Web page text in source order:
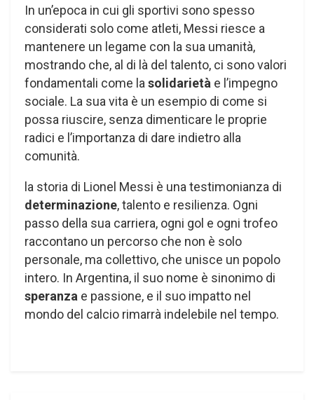
In un’epoca in cui gli sportivi sono spesso
considerati solo come atleti, Messi riesce a
mantenere un legame con la sua umanità,
mostrando che, al di là del talento, ci sono valori
fondamentali come la solidarietà e l’impegno
sociale. La sua vita è un esempio di come si
possa riuscire, senza dimenticare le proprie
radici e l’importanza di dare indietro alla
comunità.
la storia di Lionel Messi è una testimonianza di
determinazione, talento e resilienza. Ogni
passo della sua carriera, ogni gol e ogni trofeo
raccontano un percorso che non è solo
personale, ma collettivo, che unisce un popolo
intero. In Argentina, il suo nome è sinonimo di
speranza e passione, e il suo impatto nel
mondo del calcio rimarrà indelebile nel tempo.